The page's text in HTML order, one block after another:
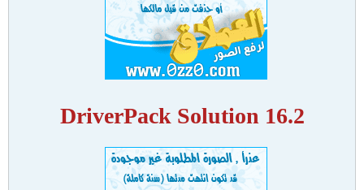
DriverPack Solution 16.2